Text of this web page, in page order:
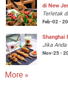
di New
Terletak
Feb-02 -
Shanghai
Jika Anda
Nov-25 -
More »